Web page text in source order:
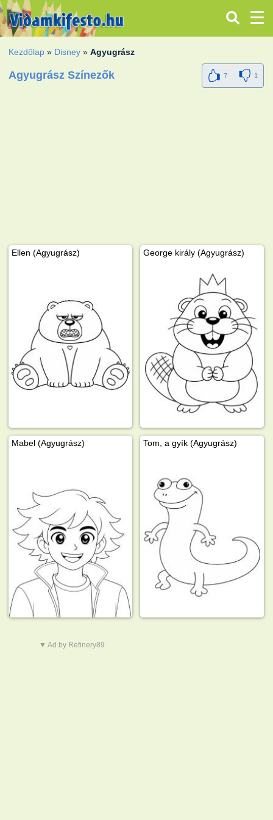
Kezdőlap » Disney »Agyugrász
Agyugrász Színezők 7 1
Ellen (Agyugrász) George király (Agyugrász)
Mabel (Agyugrász) Tom, a gyík (Agyugrász)
▼ Ad by Refinery89